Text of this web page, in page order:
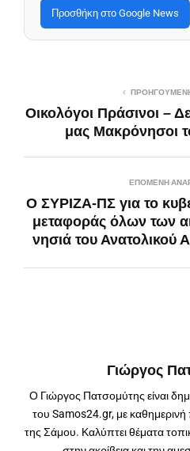
Προσθήκη στο Google News
Οικολόγοι Πράσινοι –
μας Μακρόνησοι
ΕΠΌΜΕΝΗ
O ΣΥΡΙΖΑ-ΠΣ για το
μεταφοράς όλων των
νησιά του Ανατολικού
Γιώργος
Ο Γιώργος Πατσομύτης είναι
του Samos24.gr, με
της Σάμου. Καλύπτει θέματα